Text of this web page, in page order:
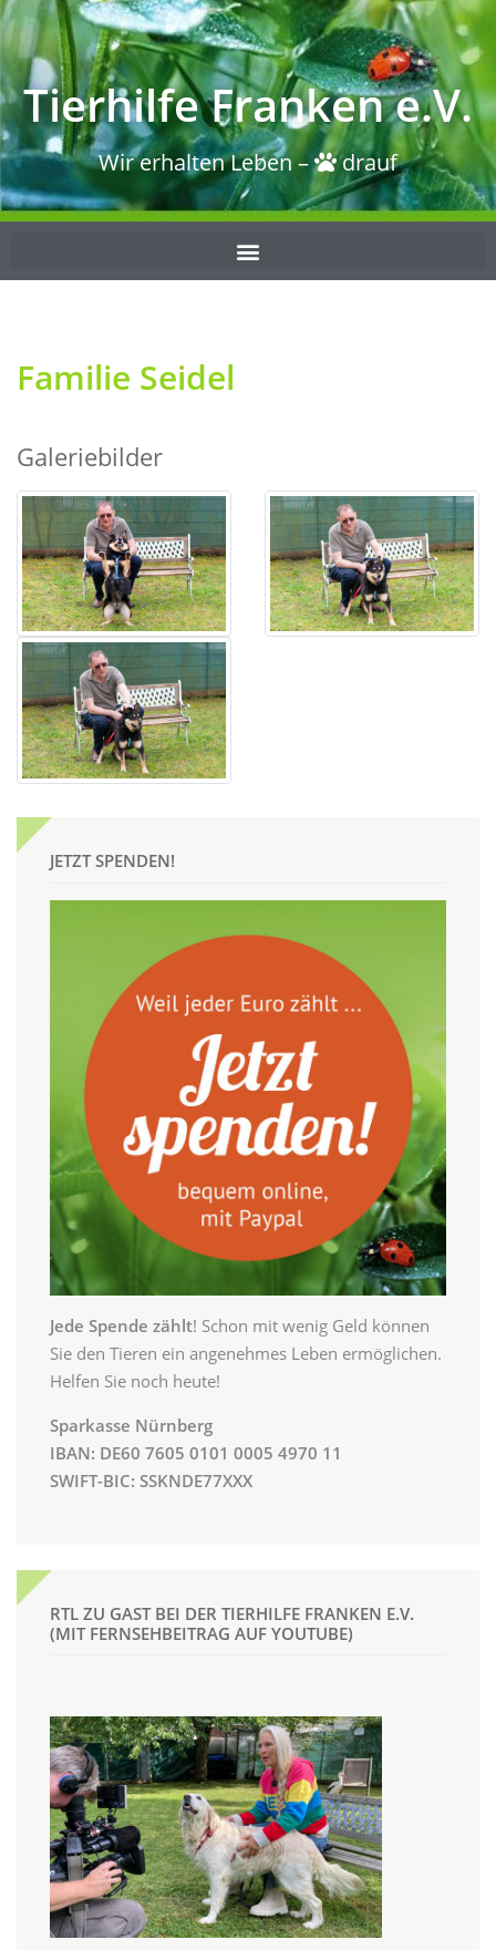
Tierhilfe Franken e.V.
Wir erhalten Leben – drauf
Familie Seidel
Galeriebilder
JETZT SPENDEN!
Jede Spende zählt! Schon mit wenig Geld können
Sie den Tieren ein angenehmes Leben ermöglichen.
Helfen Sie noch heute!
Sparkasse Nürnberg
IBAN: DE60 7605 0101 0005 4970 11
SWIFT-BIC: SSKNDE77XXX
RTL ZU GAST BEI DER TIERHILFE FRANKEN E.V.
(MIT FERNSEHBEITRAG AUF YOUTUBE)